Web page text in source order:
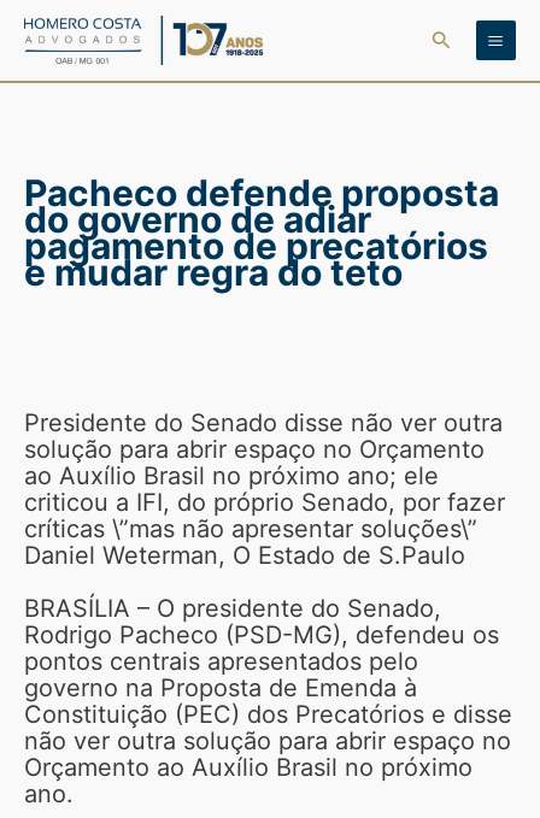
para
Pesquisar
Pacheco defende proposta
do governo de adiar
pagamento de precatórios
e mudar regra do teto
Presidente do Senado disse não ver outra
solução para abrir espaço no Orçamento
ao Auxílio Brasil no próximo ano; ele
criticou a IFI, do próprio Senado, por fazer
críticas \”mas não apresentar soluções\”
Daniel Weterman, O Estado de S.Paulo
BRASÍLIA – O presidente do Senado,
Rodrigo Pacheco (PSD-MG), defendeu os
pontos centrais apresentados pelo
governo na Proposta de Emenda à
Constituição (PEC) dos Precatórios e disse
não ver outra solução para abrir espaço no
Orçamento ao Auxílio Brasil no próximo
ano.